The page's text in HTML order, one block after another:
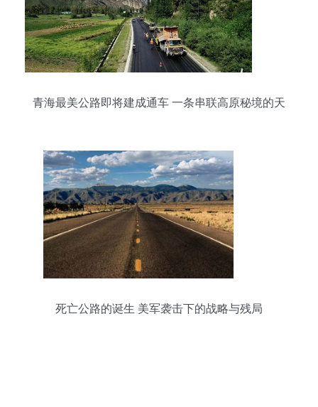
青海最美公路即将建成通车 一条串联高原秘境的天
死亡公路的诞生 美军袭击下的战略与残局